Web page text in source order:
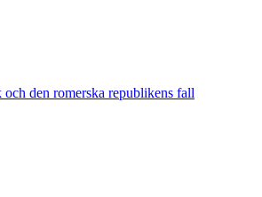
den romerska republikens fall